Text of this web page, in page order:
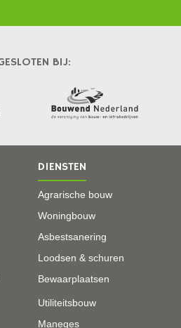
BIJ:
DIENSTEN
Agrarische bouw
Woningbouw
Asbestsanering
Loodsen & schuren
Bewaarplaatsen
Utiliteitsbouw
Maneges